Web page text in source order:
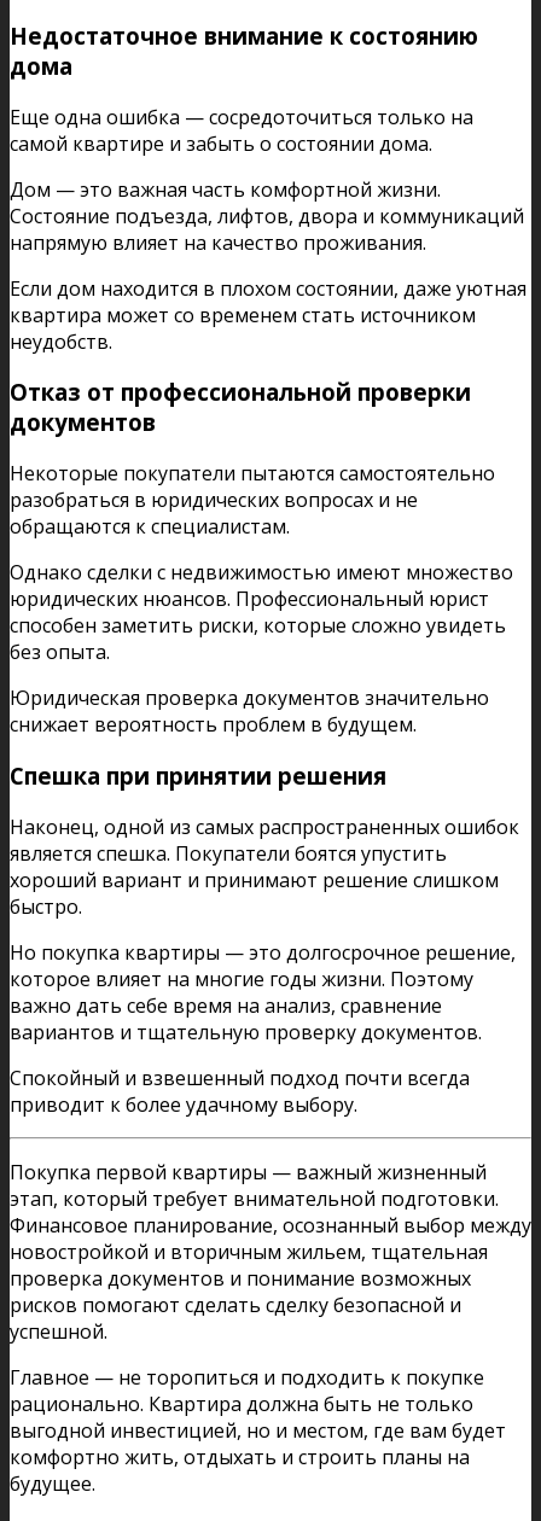
Недостаточное внимание к состоянию
дома
Еще одна ошибка — сосредоточиться только на
самой квартире и забыть о состоянии дома.
Дом — это важная часть комфортной жизни.
Состояние подъезда, лифтов, двора и коммуникаций
напрямую влияет на качество проживания.
Если дом находится в плохом состоянии, даже уютная
квартира может со временем стать источником
неудобств.
Отказ от профессиональной проверки
документов
Некоторые покупатели пытаются самостоятельно
разобраться в юридических вопросах и не
обращаются к специалистам.
Однако сделки с недвижимостью имеют множество
юридических нюансов. Профессиональный юрист
способен заметить риски, которые сложно увидеть
без опыта.
Юридическая проверка документов значительно
снижает вероятность проблем в будущем.
Спешка при принятии решения
Наконец, одной из самых распространенных ошибок
является спешка. Покупатели боятся упустить
хороший вариант и принимают решение слишком
быстро.
Но покупка квартиры — это долгосрочное решение,
которое влияет на многие годы жизни. Поэтому
важно дать себе время на анализ, сравнение
вариантов и тщательную проверку документов.
Спокойный и взвешенный подход почти всегда
приводит к более удачному выбору.
Покупка первой квартиры — важный жизненный
этап, который требует внимательной подготовки.
Финансовое планирование, осознанный выбор между
новостройкой и вторичным жильем, тщательная
проверка документов и понимание возможных
рисков помогают сделать сделку безопасной и
успешной.
Главное — не торопиться и подходить к покупке
рационально. Квартира должна быть не только
выгодной инвестицией, но и местом, где вам будет
комфортно жить, отдыхать и строить планы на
будущее.